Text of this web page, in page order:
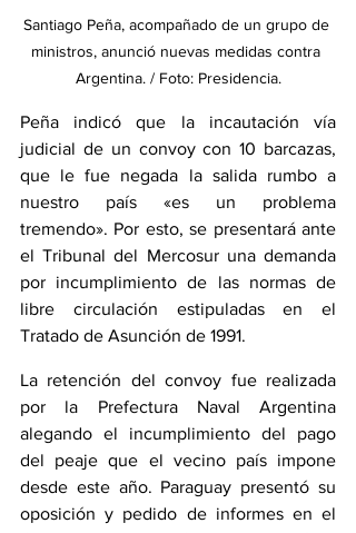
Santiago Peña, acompañado de un grupo de
ministros, anunció nuevas medidas contra
Argentina. / Foto: Presidencia.
Peña indicó que la incautación vía
judicial de un convoy con 10 barcazas,
que le fue negada la salida rumbo a
nuestro país «es un problema
tremendo». Por esto, se presentará ante
el Tribunal del Mercosur una demanda
por incumplimiento de las normas de
libre circulación estipuladas en el
Tratado de Asunción de 1991.
La retención del convoy fue realizada
por la Prefectura Naval Argentina
alegando el incumplimiento del pago
del peaje que el vecino país impone
desde este año. Paraguay presentó su
oposición y pedido de informes en el